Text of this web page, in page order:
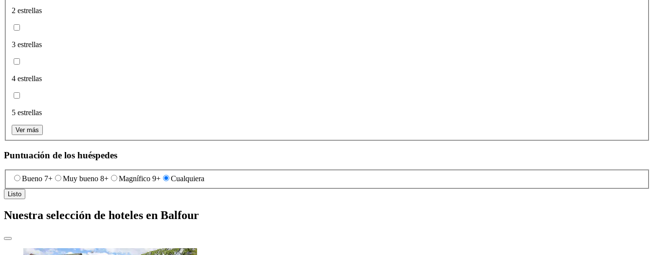
2 estrellas
3 estrellas
4 estrellas
5 estrellas
Ver más
Puntuación de los huéspedes
Bueno 7+ Muy bueno 8+ Magnífico 9+ Cualquiera
Listo
Nuestra selección de hoteles en Balfour